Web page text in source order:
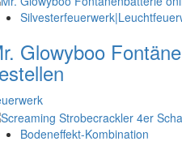
Glowyboo
Bodeneffekt-Kombination